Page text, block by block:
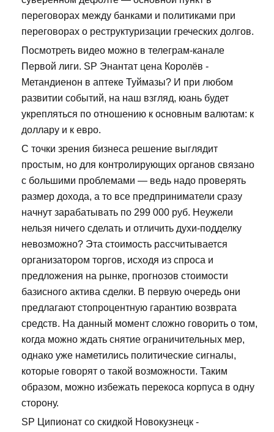
переговорах между банками и политиками при
переговорах о реструктуризации греческих долгов.
Посмотреть видео можно в телеграм-канале
Первой лиги. SP Энантат цена Королёв -
Метандиенон в аптеке Туймазы? И при любом
развитии событий, на наш взгляд, юань будет
укрепляться по отношению к основным валютам: к
доллару и к евро.
С точки зрения бизнеса решение выглядит
простым, но для контролирующих органов связано
с большими проблемами — ведь надо проверять
размер дохода, а то все предприниматели сразу
начнут зарабатывать по 299 000 руб. Неужели
нельзя ничего сделать и отличить духи-подделку
невозможно? Эта стоимость рассчитывается
организатором торгов, исходя из спроса и
предложения на рынке, прогнозов стоимости
базисного актива сделки. В первую очередь они
предлагают стопроцентную гарантию возврата
средств. На данный момент сложно говорить о том,
когда можно ждать снятие ограничительных мер,
однако уже наметились политические сигналы,
которые говорят о такой возможности. Таким
образом, можно избежать перекоса корпуса в одну
сторону.
SP Ципионат со скидкой Новокузнецк -